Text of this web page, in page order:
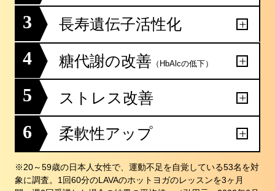
3 長寿遺伝子活性化
4 糖代謝の改善 （HbAlcの低下）
5 ストレス改善
6 柔軟性アップ
※20～59歳の日本人女性で、運動不足を自覚している53名を対
象に調査。1回60分のLAVAのホットヨガのレッスンを3ヶ月